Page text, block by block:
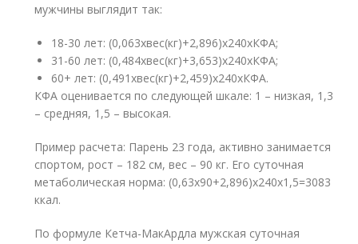
мужчины выглядит так:
18-30 лет: (0,063хвес(кг)+2,896)х240хКФА;
31-60 лет: (0,484хвес(кг)+3,653)х240хКФА;
60+ лет: (0,491хвес(кг)+2,459)х240хКФА.
КФА оценивается по следующей шкале: 1 – низкая, 1,3
– средняя, 1,5 – высокая.
Пример расчета: Парень 23 года, активно занимается
спортом, рост – 182 см, вес – 90 кг. Его суточная
метаболическая норма: (0,63х90+2,896)х240х1,5=3083
ккал.
По формуле Кетча-МакАрдла мужская суточная